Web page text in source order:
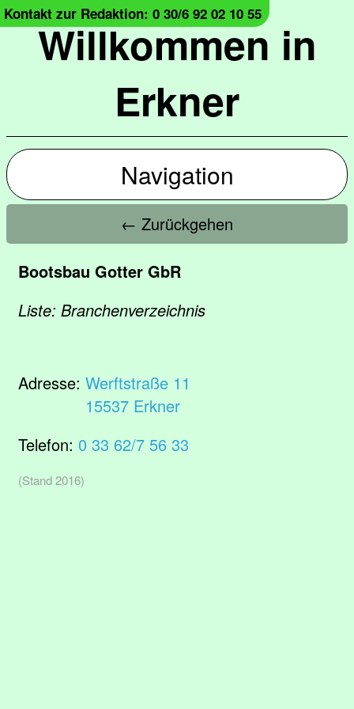
Willkommen in
Erkner
Kontakt zur Redaktion: 0 30/6 92 02 10 55
Navigation
← Zurückgehen
Bootsbau Gotter GbR
Liste: Branchenverzeichnis
Adresse: Werftstraße 11
15537 Erkner
Telefon: 0 33 62/7 56 33
(Stand 2016)